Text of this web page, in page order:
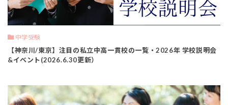
中学受験
【神奈川/東京】注目の私立中高一貫校の一覧・2026年 学校説明会
&イベント(2026.6.30更新）